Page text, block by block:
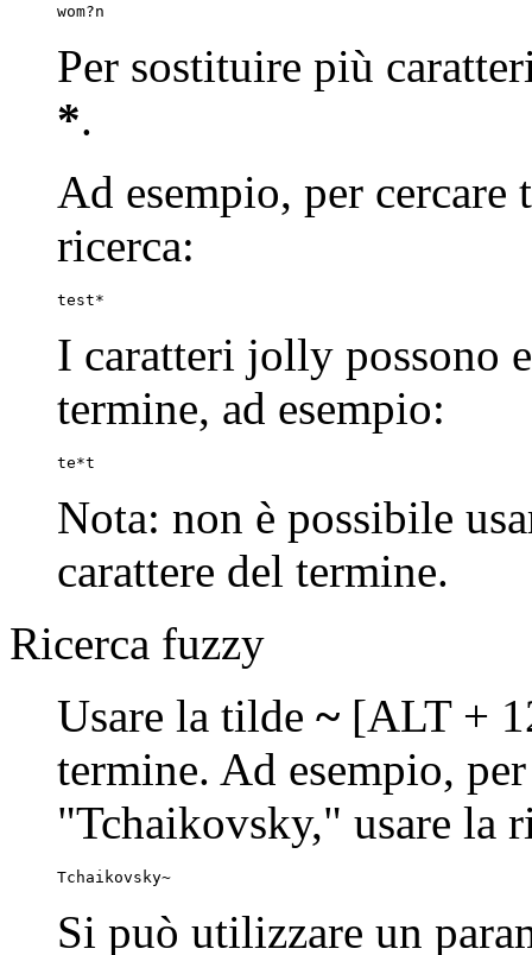
wom?n
Per sostituire più
*.
Ad esempio, per cercare
ricerca:
test*
I caratteri jolly possono
termine, ad esempio:
te*t
Nota: non è possibile
carattere del termine.
Ricerca fuzzy
Usare la tilde ~ [ALT +
termine. Ad esempio,
"Tchaikovsky," usare la
Tchaikovsky~
Si può utilizzare un